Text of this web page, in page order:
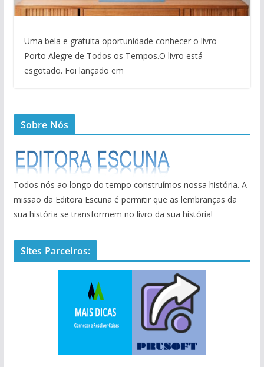
Uma bela e gratuita oportunidade conhecer o livro
Porto Alegre de Todos os Tempos.O livro está
esgotado. Foi lançado em
Sobre Nós
Todos nós ao longo do tempo construímos nossa história. A
missão da Editora Escuna é permitir que as lembranças da
sua história se transformem no livro da sua história!
Sites Parceiros: